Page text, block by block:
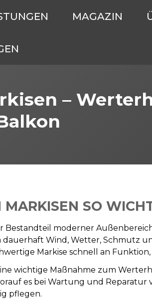
MAGAZIN
–
SO
moderner
Wind, Wetter, Schmutz
Markise schnell an
wichtige Maßnahme zum
es bei Wartung und
pflegen.